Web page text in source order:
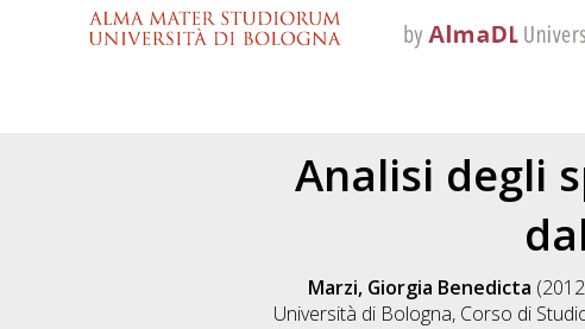
Analisi degli
Marzi, Giorgia Benedicta
Università di Bologna, Corso di